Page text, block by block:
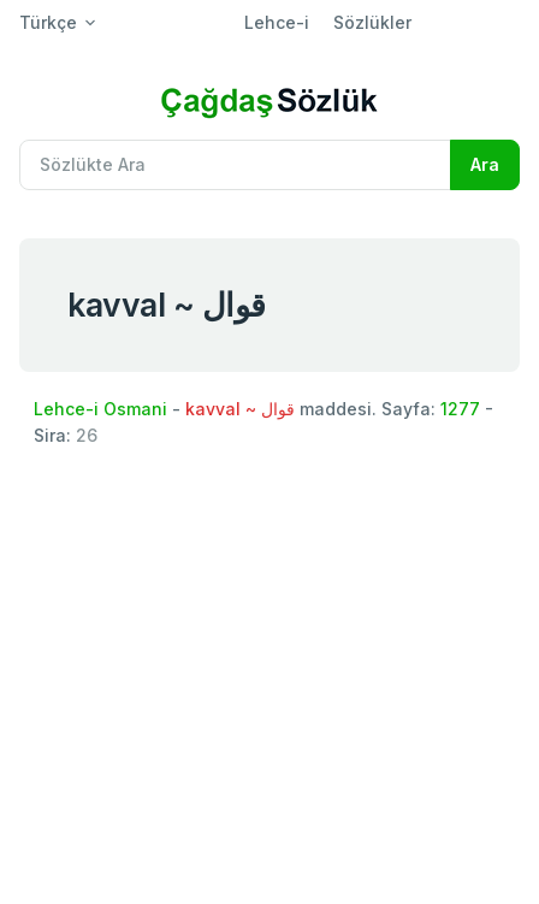
Türkçe Lehce-i Sözlükler
kavval ~ قوال
Lehce-i Osmani - kavval ~ قوال maddesi. Sayfa: 1277 -
Sira: 26